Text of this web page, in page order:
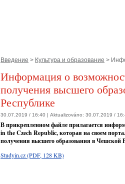
Введение > Культура и образование >
Информация о
получения высшего
Республике
30.07.2019 / 16:40 | Aktualizováno: 30.07.2019 /
В прикрепленном файле прилагается
in the Czech Republic, которая на своем
получения высшего образования в Чешской
Studyin.cz(PDF, 128 KB)